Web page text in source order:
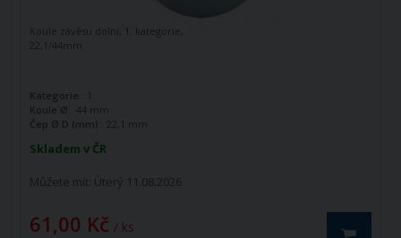
Skladem v ČR
Můžete mít: Úterý 11.08.2026
61,00 Kč / ks
Koule závěsu dolní, 1. kategorie,
22,1/44mm
Kategorie:
1
Koule Ø:
44 mm
Čep Ø D (mm):
22,1 mm